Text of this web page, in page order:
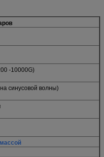
-10000G)
синусовой волны)